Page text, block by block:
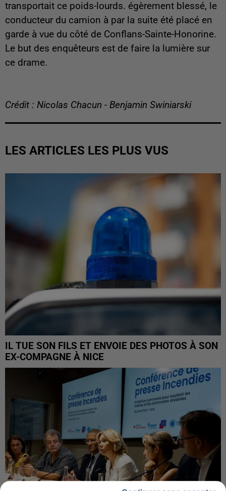
transportait ce poids-lourds. égèrement blessé, le
conducteur du camion à par la suite été placé en
garde à vue du côté de Conflans-Sainte-Honorine.
Le but des enquêteurs est de faire la lumière sur
ce drame.
Crédit : Nicolas Chacun - Benjamin Swiniarski
LES ARTICLES LES PLUS VUS
IL TUE SON FILS ET ENVOIE DES PHOTOS À SON
EX-COMPAGNE À NICE